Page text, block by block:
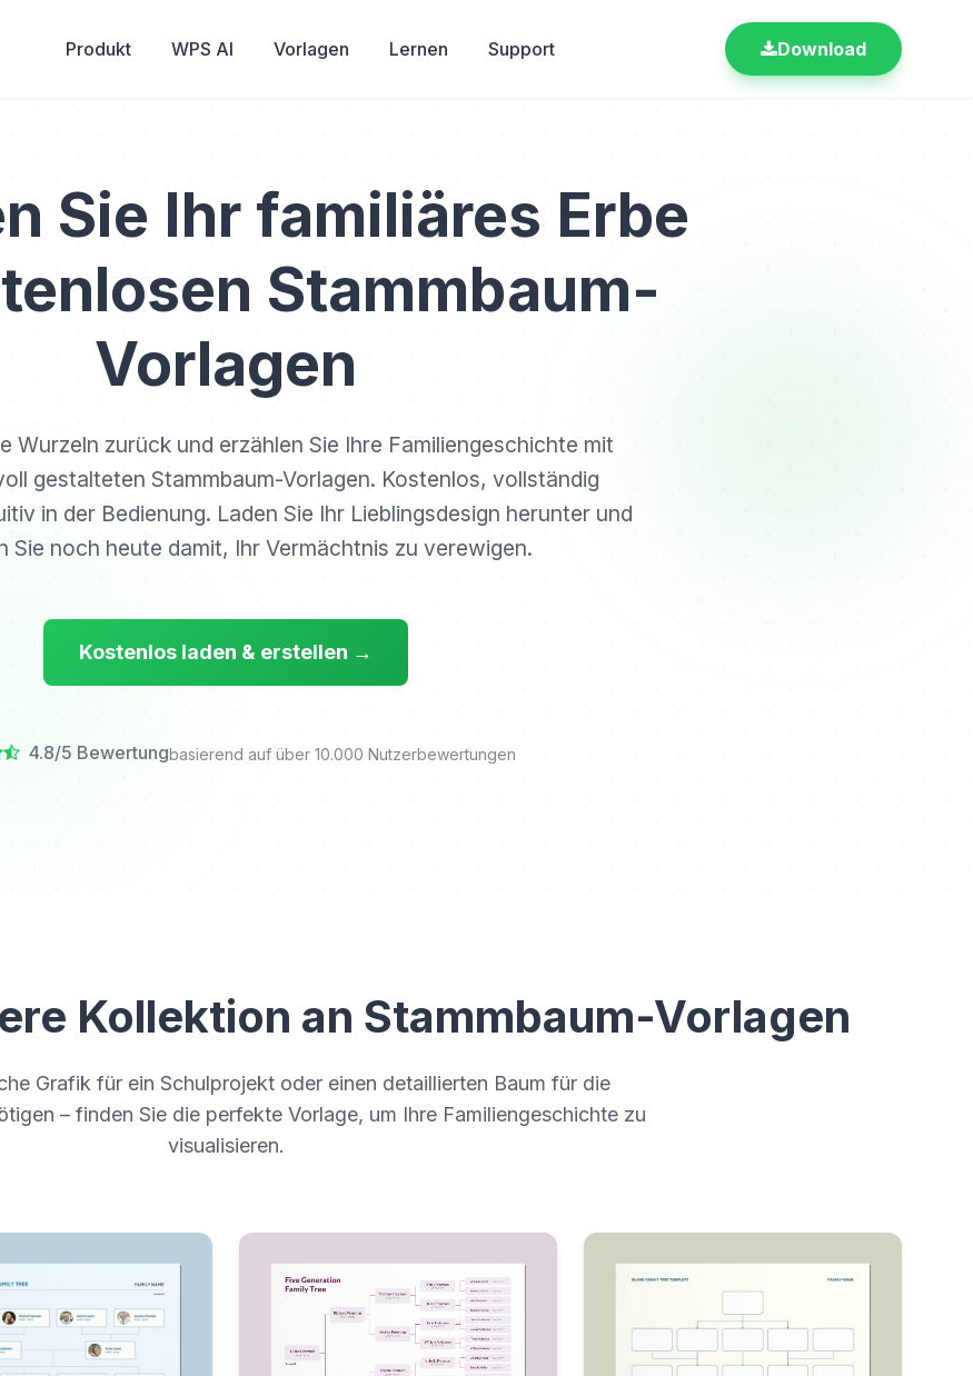
Produkt WPS AI Vorlagen Lernen Support Download
Sie Ihr familiäres Erbe
Stammbaum-
Vorlagen
Wurzeln zurück und erzählen Sie Ihre Familiengeschichte mit
gestalteten Stammbaum-Vorlagen. Kostenlos, vollständig
in der Bedienung. Laden Sie Ihr Lieblingsdesign herunter und
Sie noch heute damit, Ihr Vermächtnis zu verewigen.
Kostenlos laden & erstellen →
4.8/5 Bewertungbasierend auf über 10.000 Nutzerbewertungen
Kollektion an Stammbaum-Vorlagen
Grafik für ein Schulprojekt oder einen detaillierten Baum für die
– finden Sie die perfekte Vorlage, um Ihre Familiengeschichte zu
visualisieren.